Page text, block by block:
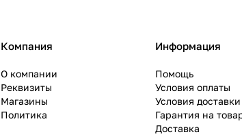
Компания
О компании
Реквизиты
Магазины
Политика
Информация
Помощь
Условия оплаты
Условия доставки
Гарантия на
Доставка